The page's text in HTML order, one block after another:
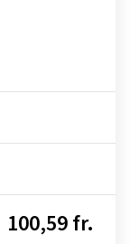
100,59 fr.